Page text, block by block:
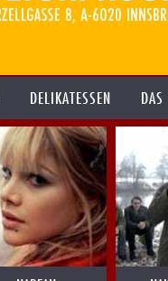
DELIKATESSEN